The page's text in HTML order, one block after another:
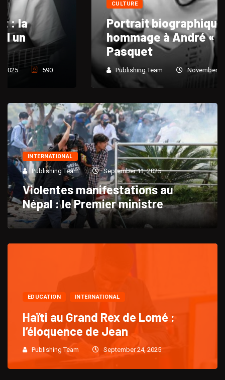
CULTURE
Portrait biographique et
hommage à André « Dadou »
Pasquet
Publishing Team November 24, 2025 764
INTERNATIONAL
Publishing Team September 11, 2025
Violentes manifestations au
Népal : le Premier ministre
EDUCATION INTERNATIONAL
Haïti au Grand Rex de Lomé :
l’éloquence de Jean
Publishing Team September 24, 2025